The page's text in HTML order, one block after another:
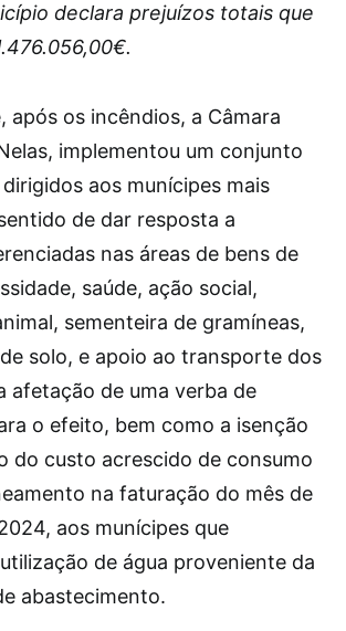
declara prejuízos totais que
após os incêndios, a Câmara
implementou um conjunto
aos munícipes mais
de dar resposta a
nas áreas de bens de
saúde, ação social,
sementeira de gramíneas,
solo, e apoio ao transporte dos
afetação de uma verba de
o efeito, bem como a isenção
do custo acrescido de consumo
na faturação do mês de
aos munícipes que
de água proveniente da
abastecimento.